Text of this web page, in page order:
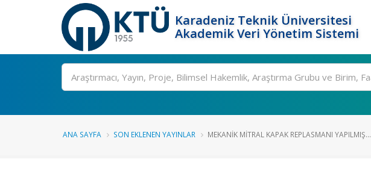
Karadeniz Teknik Üniversitesi
Akademik Veri Yönetim Sistemi
Ara
ANA SAYFA SON EKLENEN YAYINLAR MEKANIK MITRAL KAPAK REPLASMANI YAPILMIŞ...